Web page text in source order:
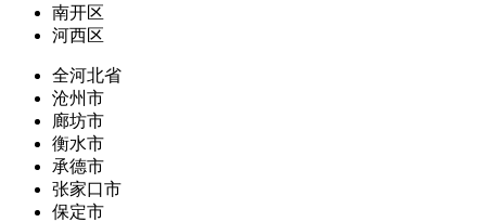
南开区
河西区
全河北省
沧州市
廊坊市
衡水市
承德市
张家口市
保定市